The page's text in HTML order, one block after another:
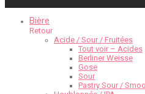
Bière
Retour
Acide / Sour / Fruitées
Tout voir – Acides
Berliner Weisse
Gose
Sour
Pastry Sour /